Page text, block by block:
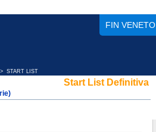
FIN VENETO
> START LIST
Start List Definitiva